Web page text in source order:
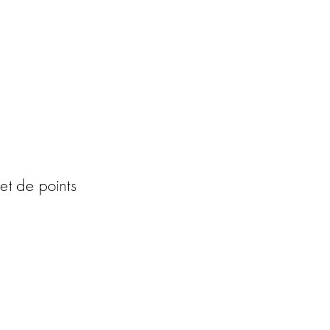
de points